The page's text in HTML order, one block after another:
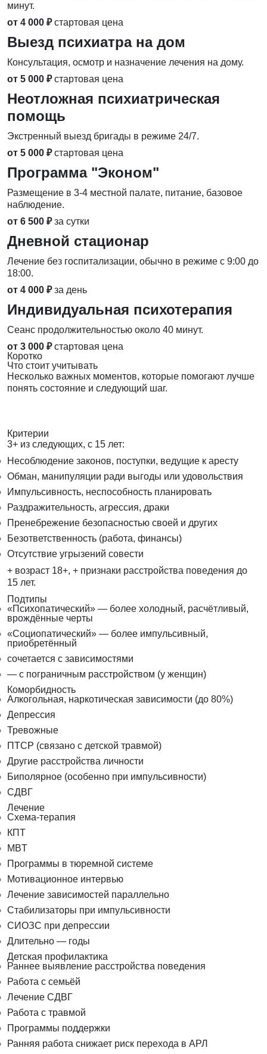
минут.
от 4 000 ₽ стартовая цена
Выезд психиатра на дом
Консультация, осмотр и назначение лечения на дому.
от 5 000 ₽ стартовая цена
Неотложная психиатрическая
помощь
Экстренный выезд бригады в режиме 24/7.
от 5 000 ₽ стартовая цена
Программа "Эконом"
Размещение в 3-4 местной палате, питание, базовое
наблюдение.
от 6 500 ₽ за сутки
Дневной стационар
Лечение без госпитализации, обычно в режиме с 9:00 до
18:00.
от 4 000 ₽ за день
Индивидуальная психотерапия
Сеанс продолжительностью около 40 минут.
от 3 000 ₽ стартовая цена
Коротко
Что стоит учитывать
Несколько важных моментов, которые помогают лучше
понять состояние и следующий шаг.
Критерии
3+ из следующих, с 15 лет:
Несоблюдение законов, поступки, ведущие к аресту
Обман, манипуляции ради выгоды или удовольствия
Импульсивность, неспособность планировать
Раздражительность, агрессия, драки
Пренебрежение безопасностью своей и других
Безответственность (работа, финансы)
Отсутствие угрызений совести
+ возраст 18+, + признаки расстройства поведения до
15 лет.
Подтипы
«Психопатический» — более холодный, расчётливый,
врождённые черты
«Социопатический» — более импульсивный,
приобретённый
сочетается с зависимостями
— с пограничным расстройством (у женщин)
Коморбидность
Алкогольная, наркотическая зависимости (до 80%)
Депрессия
Тревожные
ПТСР (связано с детской травмой)
Другие расстройства личности
Биполярное (особенно при импульсивности)
СДВГ
Лечение
Схема-терапия
КПТ
MBT
Программы в тюремной системе
Мотивационное интервью
Лечение зависимостей параллельно
Стабилизаторы при импульсивности
СИОЗС при депрессии
Длительно — годы
Детская профилактика
Раннее выявление расстройства поведения
Работа с семьёй
Лечение СДВГ
Работа с травмой
Программы поддержки
Ранняя работа снижает риск перехода в АРЛ